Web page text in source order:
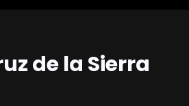
de la Sierra